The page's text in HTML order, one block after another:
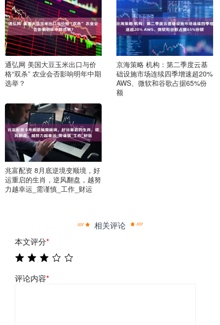
通弘网 美国大豆玉米出口与价
格“双杀” 农业会否影响明年中期
选举？
京海策略 机构：第二季度云基
础设施市场连续四季增速超20%
AWS、微软和谷歌占据65%份
额
兆富配资 8月底逆境变顺境，好
运重启的生肖，逆风翻盘，越努
力越幸运_需谨慎_工作_财运
相关评论
本文评分*
评论内容*